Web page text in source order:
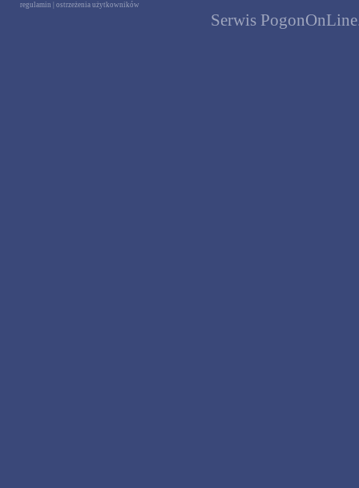
regulamin
ostrzeżenia użytkowników
Serwis